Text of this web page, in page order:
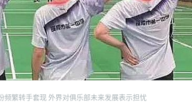
频繁转手套现 外界对俱乐部未来发展表示担忧